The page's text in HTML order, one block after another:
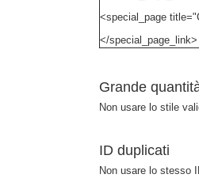
<special_page
</special_page_link>
Grande
Non usare lo stile
ID duplicati
Non usare lo stesso